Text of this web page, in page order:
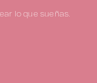
lo que sueñas.